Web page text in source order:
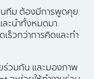
นทีม ต้องมีการพูดคุย
ละนำทั้งหมดมา
ร็วกว่าการคิดและทำ
ร่วมกัน และมองภาพ